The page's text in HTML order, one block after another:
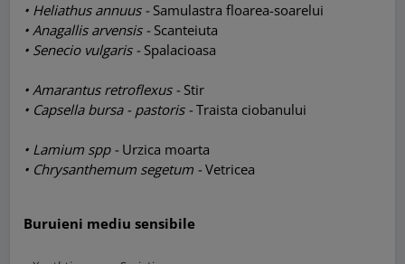
• Heliathus annuus - Samulastra floarea-soarelui
• Anagallis arvensis - Scanteiuta
• Senecio vulgaris - Spalacioasa
• Amarantus retroflexus - Stir
• Capsella bursa - pastoris -Traista ciobanului
• Lamium spp - Urzica moarta
• Chrysanthemum segetum -Vetricea
Buruieni mediu sensibile